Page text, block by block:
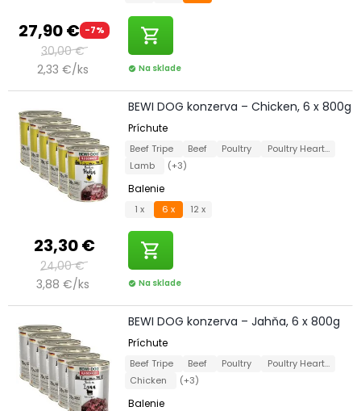
27,90 € -7%
30,00 €
2,33 €/ks
shopping_cart
check_circle Na sklade
23,30 €
24,00 €
3,88 €/ks
BEWI DOG konzerva – Chicken, 6 x 800g
Príchute
Beef Tripe Beef Poultry
Poultry Hearts
Lamb
(+3)
Balenie
1 x 6 x 12 x
shopping_cart
check_circle Na sklade
BEWI DOG konzerva – Jahňa, 6 x 800g
Príchute
Beef Tripe Beef Poultry
Poultry Hearts
Chicken
(+3)
Balenie